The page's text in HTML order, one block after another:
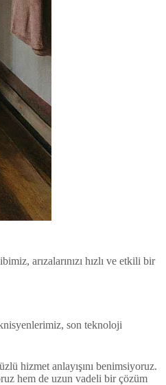
arızalarınızı hızlı ve etkili bir
son teknoloji
hizmet anlayışını benimsiyoruz.
hem de uzun vadeli bir çözüm